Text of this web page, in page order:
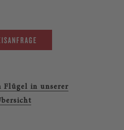
Flügel in unserer